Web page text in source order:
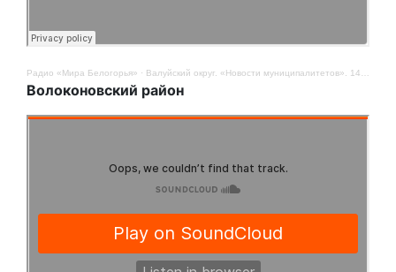
Радио «Мира Белогорья» · Валуйский округ. «Новости муниципалитетов». 14 ноября
Волоконовский район